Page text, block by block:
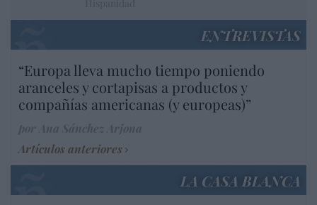
ENTREVISTAS
“Europa lleva mucho tiempo poniendo
aranceles y cortapisas a productos y
compañías americanas (y europeas)”
Artículos anteriores
LA CASA BLANCA